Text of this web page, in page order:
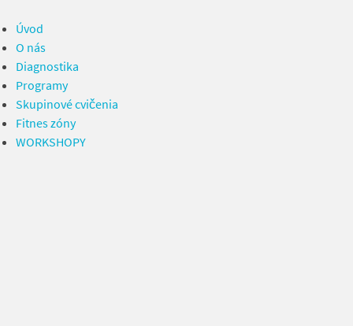
Úvod
O nás
Diagnostika
Programy
Skupinové cvičenia
Fitnes zóny
WORKSHOPY